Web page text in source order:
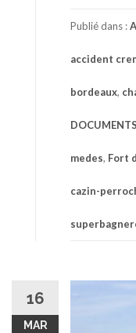
Publié dans :
accident
bordeaux,
medes, Fort
cazin-
16
MAR